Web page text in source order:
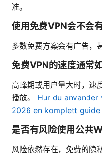
准。
使用免费VPN会不会
多数免费方案会有广告，
免费VPN的速度通常如
高峰期或用户量大时，速
播放。 Hur du
2026 en komplett guide
是否有风险使用公共
风险依然存在，免费的隐